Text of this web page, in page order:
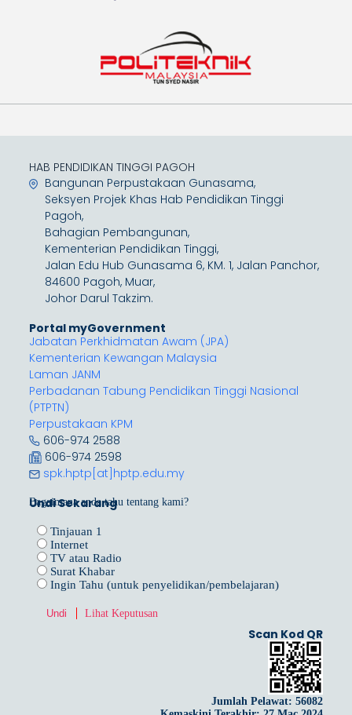
HAB PENDIDIKAN TINGGI PAGOH
Bangunan Perpustakaan Gunasama,
Seksyen Projek Khas Hab Pendidikan Tinggi
Pagoh,
Bahagian Pembangunan,
Kementerian Pendidikan Tinggi,
Jalan Edu Hub Gunasama 6, KM. 1, Jalan Panchor,
84600 Pagoh, Muar,
Johor Darul Takzim.
Portal myGovernment
Jabatan Perkhidmatan Awam (JPA)
Kementerian Kewangan Malaysia
Laman JANM
Perbadanan Tabung Pendidikan Tinggi Nasional
(PTPTN)
Perpustakaan KPM
606-974 2588
606-974 2598
spk.hptp[at]hptp.edu.my
Undi Sekarang
Bagaimana anda tahu tentang kami?
Tinjauan 1
Internet
TV atau Radio
Surat Khabar
Ingin Tahu (untuk penyelidikan/pembelajaran)
Lihat Keputusan
Scan Kod QR
Jumlah Pelawat:56082